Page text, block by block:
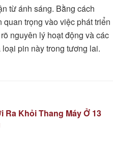
từ ánh sáng. Bằng cách
trọng vào việc phát triển
nguyên lý hoạt động và các
pin này trong tương lai.
Ra Khỏi Thang Máy Ở 13